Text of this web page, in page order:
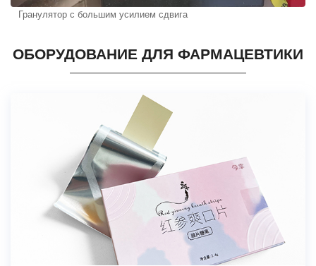
Гранулятор с большим усилием сдвига
ОБОРУДОВАНИЕ ДЛЯ ФАРМАЦЕВТИКИ